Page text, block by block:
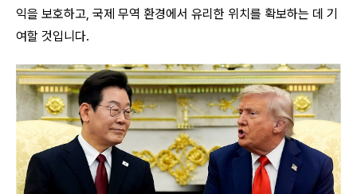
익을 보호하고, 국제 무역 환경에서 유리한 위치를 확보하는 데 기
여할 것입니다.